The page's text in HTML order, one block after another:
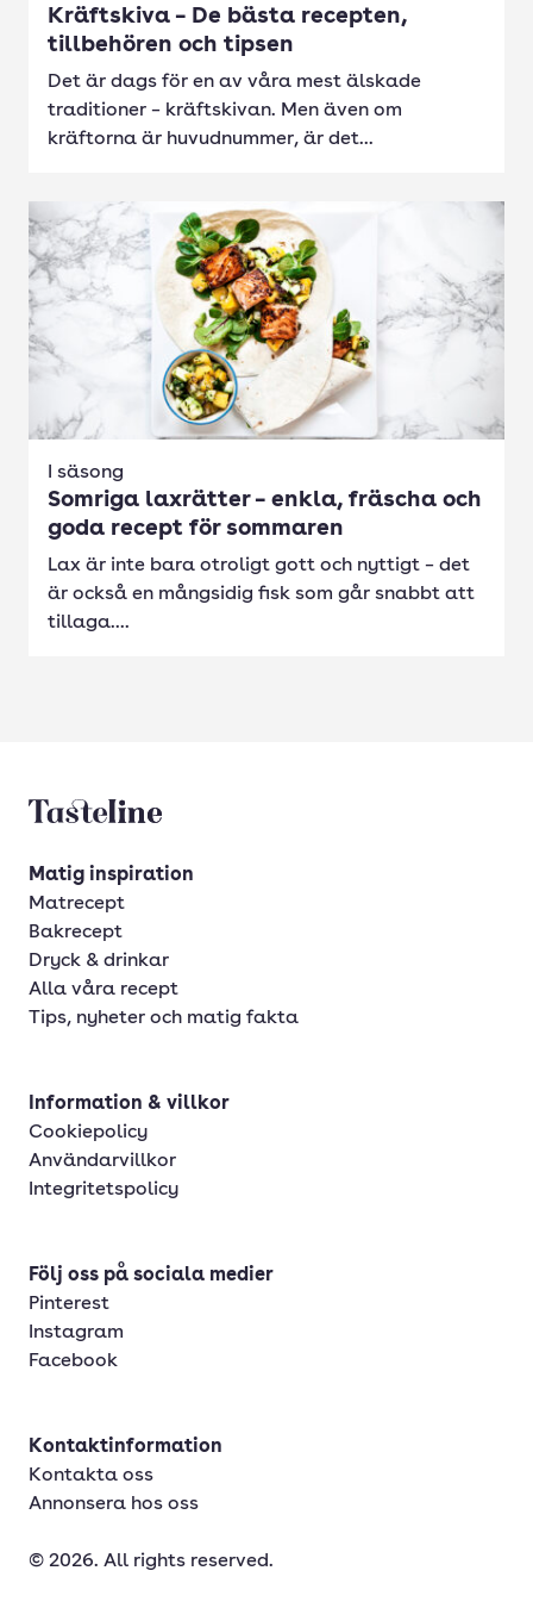
Kräftskiva – De bästa recepten,
tillbehören och tipsen
Det är dags för en av våra mest älskade
traditioner – kräftskivan. Men även om
kräftorna är huvudnummer, är det...
I säsong
Somriga laxrätter – enkla, fräscha och
goda recept för sommaren
Lax är inte bara otroligt gott och nyttigt – det
är också en mångsidig fisk som går snabbt att
tillaga....
Tasteline startsida
Matig inspiration
Matrecept
Bakrecept
Dryck & drinkar
Alla våra recept
Tips, nyheter och matig fakta
Information & villkor
Cookiepolicy
Användarvillkor
Integritetspolicy
Följ oss på sociala medier
Pinterest
Instagram
Facebook
Kontaktinformation
Kontakta oss
Annonsera hos oss
© 2026. All rights reserved.